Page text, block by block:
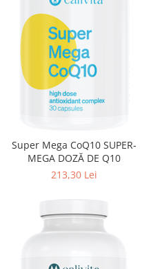
Super Mega CoQ10 SUPER-
MEGA DOZĂ DE Q10
213,30 Lei